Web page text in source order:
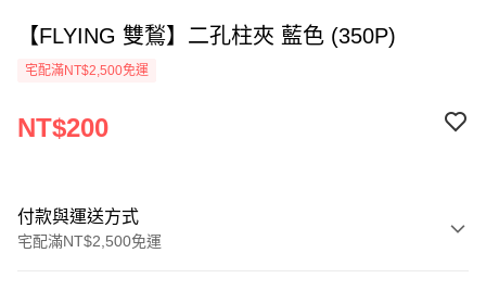
【FLYING 雙鶖】二孔柱夾 藍色 (350P)
宅配滿NT$2,500免運
NT$200
付款與運送方式
宅配滿NT$2,500免運